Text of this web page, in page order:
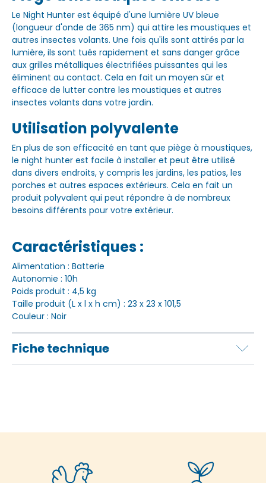
Le Night Hunter est équipé d'une lumière UV bleue
(longueur d'onde de 365 nm) qui attire les moustiques et
autres insectes volants. Une fois qu'ils sont attirés par la
lumière, ils sont tués rapidement et sans danger grâce
aux grilles métalliques électrifiées puissantes qui les
éliminent au contact. Cela en fait un moyen sûr et
efficace de lutter contre les moustiques et autres
insectes volants dans votre jardin.
Utilisation polyvalente
En plus de son efficacité en tant que piège à moustiques,
le night hunter est facile à installer et peut être utilisé
dans divers endroits, y compris les jardins, les patios, les
porches et autres espaces extérieurs. Cela en fait un
produit polyvalent qui peut répondre à de nombreux
besoins différents pour votre extérieur.
Caractéristiques :
Alimentation : Batterie
Autonomie : 10h
Poids produit : 4,5 kg
Taille produit (L x l x h cm) : 23 x 23 x 101,5
Couleur : Noir
Fiche technique